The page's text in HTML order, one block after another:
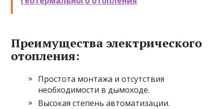
Преимущества электрического
отопления:
Простота монтажа и отсутствия
необходимости в дымоходе.
Высокая степень автоматизации.